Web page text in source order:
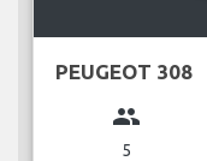
PEUGEOT 308
group
5